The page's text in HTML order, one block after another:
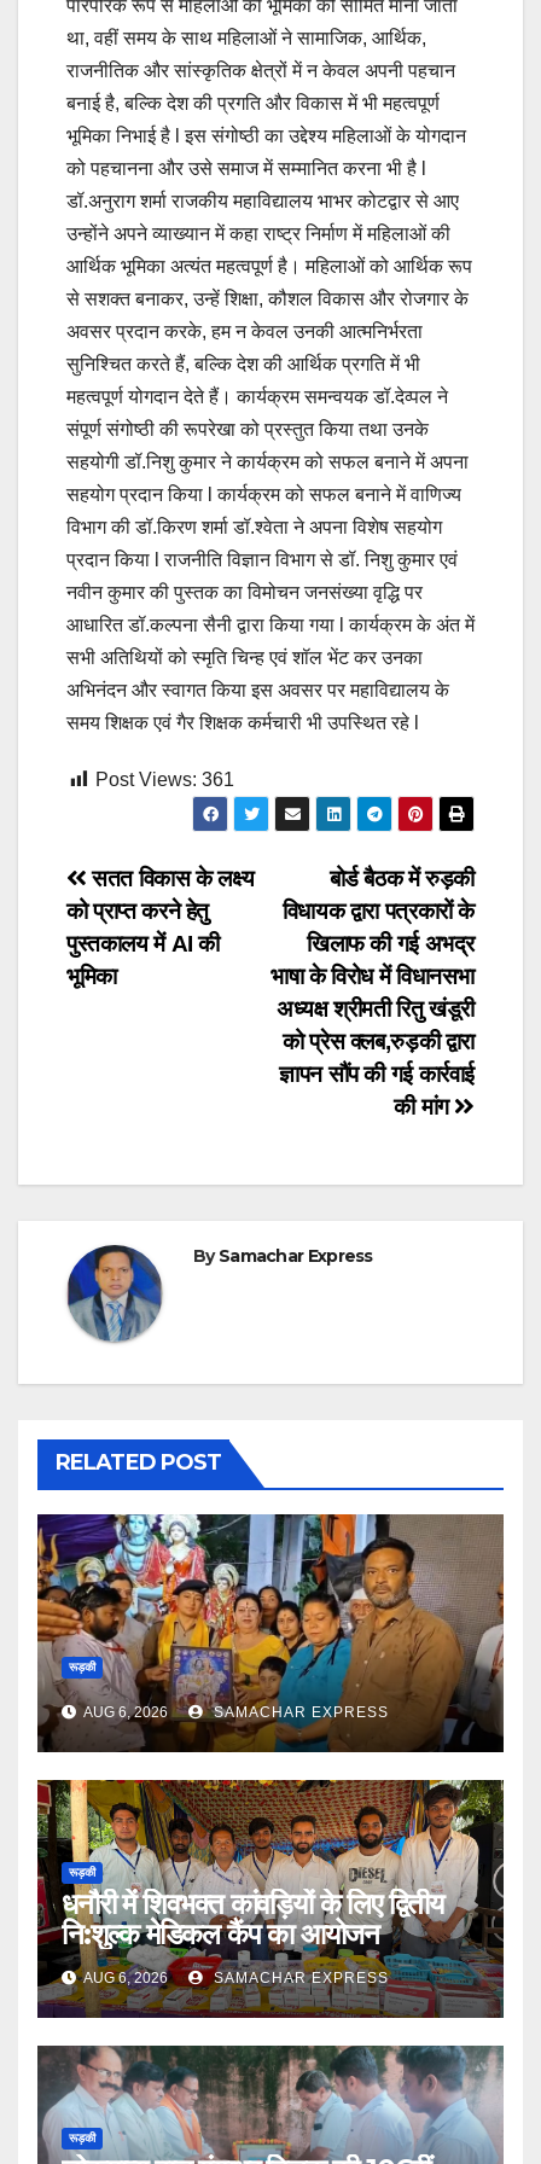
पारंपरिक रूप से महिलाओं की भूमिका को सीमित माना जाता
था, वहीं समय के साथ महिलाओं ने सामाजिक, आर्थिक,
राजनीतिक और सांस्कृतिक क्षेत्रों में न केवल अपनी पहचान
बनाई है, बल्कि देश की प्रगति और विकास में भी महत्वपूर्ण
भूमिका निभाई है l इस संगोष्ठी का उद्देश्य महिलाओं के योगदान
को पहचानना और उसे समाज में सम्मानित करना भी है l
डॉ.अनुराग शर्मा राजकीय महाविद्यालय भाभर कोटद्वार से आए
उन्होंने अपने व्याख्यान में कहा राष्ट्र निर्माण में महिलाओं की
आर्थिक भूमिका अत्यंत महत्वपूर्ण है। महिलाओं को आर्थिक रूप
से सशक्त बनाकर, उन्हें शिक्षा, कौशल विकास और रोजगार के
अवसर प्रदान करके, हम न केवल उनकी आत्मनिर्भरता
सुनिश्चित करते हैं, बल्कि देश की आर्थिक प्रगति में भी
महत्वपूर्ण योगदान देते हैं। कार्यक्रम समन्वयक डॉ.देव्पल ने
संपूर्ण संगोष्ठी की रूपरेखा को प्रस्तुत किया तथा उनके
सहयोगी डॉ.निशु कुमार ने कार्यक्रम को सफल बनाने में अपना
सहयोग प्रदान किया l कार्यक्रम को सफल बनाने में वाणिज्य
विभाग की डॉ.किरण शर्मा डॉ.श्वेता ने अपना विशेष सहयोग
प्रदान किया l राजनीति विज्ञान विभाग से डॉ. निशु कुमार एवं
नवीन कुमार की पुस्तक का विमोचन जनसंख्या वृद्धि पर
आधारित डॉ.कल्पना सैनी द्वारा किया गया l कार्यक्रम के अंत में
सभी अतिथियों को स्मृति चिन्ह एवं शॉल भेंट कर उनका
अभिनंदन और स्वागत किया इस अवसर पर महाविद्यालय के
समय शिक्षक एवं गैर शिक्षक कर्मचारी भी उपस्थित रहे l
Post Views: 361
Post
navigation
बोर्ड बैठक में रुड़की
विधायक द्वारा पत्रकारों के
खिलाफ की गई अभद्र
भाषा के विरोध में विधानसभा
अध्यक्ष श्रीमती रितु खंडूरी
को प्रेस क्लब,रुड़की द्वारा
ज्ञापन सौंप की गई कार्रवाई
की मांग
सतत विकास के लक्ष्य
को प्राप्त करने हेतु
पुस्तकालय में AI की
भूमिका
BySamachar Express
RELATED POST
रूड़की
AUG 6, 2026 SAMACHAR EXPRESS
रूड़की
धनौरी में शिवभक्त कांवड़ियों के लिए द्वितीय
नि:शुल्क मेडिकल कैंप का आयोजन
AUG 6, 2026 SAMACHAR EXPRESS
रूड़की